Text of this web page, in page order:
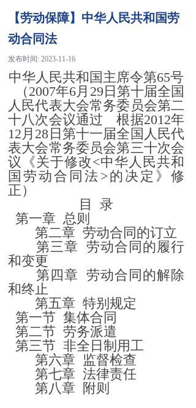
【劳动保障】中华人民共和国劳
动合同法
发布时间: 2023-11-16
中华人民共和国主席令第65号
（2007年6月29日第十届全国
人民代表大会常务委员会第二
十八次会议通过 根据2012年
12月28日第十一届全国人民代
表大会常务委员会第三十次会
议《关于修改<中华人民共和
国劳动合同法>的决定》修
正）
目
录
第一章 总则
第二章 劳动合同的订立
第三章
劳动合同的履行
和变更
第四章
劳动合同的解除
和终止
第五章 特别规定
第一节 集体合同
第二节 劳务派遣
第三节 非全日制用工
第六章 监督检查
第七章 法律责任
第八章 附则